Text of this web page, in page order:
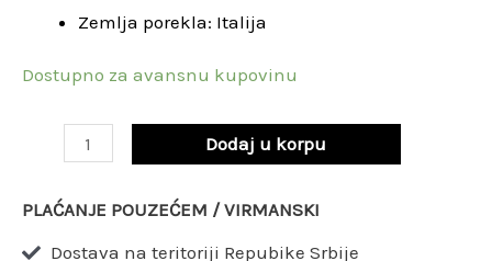
Zemlja porekla: Italija
Dostupno za avansnu kupovinu
količina
Dodaj u korpu
PLAĆANJE POUZEĆEM / VIRMANSKI
Dostava na teritoriji Repubike Srbije